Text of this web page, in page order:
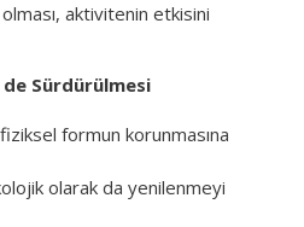
aktivitenin etkisini
de Sürdürülmesi
formun korunmasına
olarak da yenilenmeyi